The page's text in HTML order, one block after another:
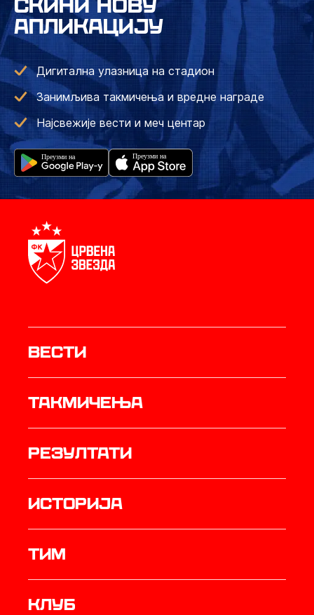
СКИНИ НОВУ
АПЛИКАЦИЈУ
Дигитална улазница на стадион
Занимљива такмичења и вредне награде
Најсвежије вести и меч центар
Вести
Такмичења
резултати
историја
ТИМ
Клуб